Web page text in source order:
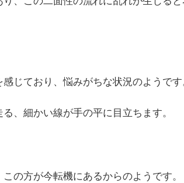
じており、悩みがちな状況のようです
、細かい線が手の平に目立ちます。
の方が今転機にあるからのようです。